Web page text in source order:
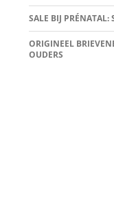
SALE BIJ
ORIGINEEL
OUDERS